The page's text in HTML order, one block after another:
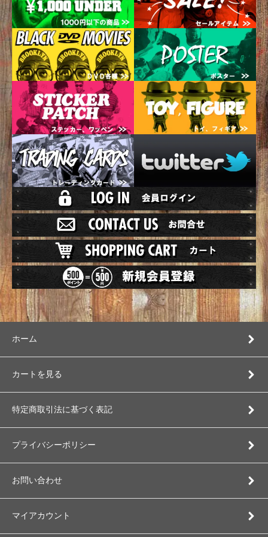
ホーム
カートを見る
特定商取引法に基づく表記
プライバシーポリシー
お問い合わせ
マイアカウント